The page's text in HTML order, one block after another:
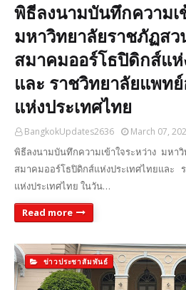
พิธีลงนามบันทึกความเ
มหาวิทยาลัยราชภัฏส
สมาคมออร์โธปิดิกส์แห่
และ ราชวิทยาลัยแพท
แห่งประเทศไทย
BangkokUpdates2636 March 07,
พิธีลงนามบันทึกความเข้าใจระหว่าง มห
สมาคมออร์โธปิดิกส์แห่งประเทศไทยและ
แห่งประเทศไทย ในวัน…
Read more
ข่าวประชาสัมพันธ์